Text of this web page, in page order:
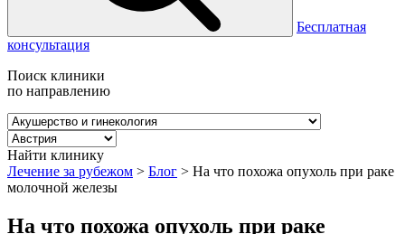
Бесплатная
консультация
Поиск клиники
по направлению
Найти клинику
Лечение за рубежом > Блог > На что похожа опухоль при раке
молочной железы
На что похожа опухоль при раке